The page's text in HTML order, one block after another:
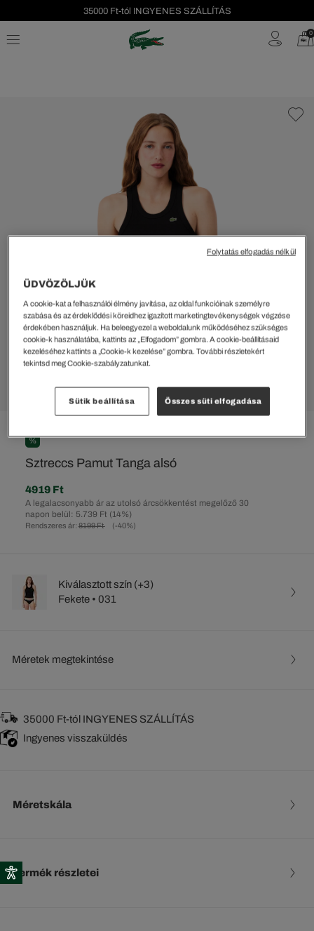
35000 Ft-tól INGYENES SZÁLLÍTÁS
Szezonális leárazás akár -40%! 0
%
Sztreccs Pamut Tanga alsó
Rendszeres ár: 8199 Ft (-40%)
A legalacsonyabb ár az utolsó árcsökkentést megelőző 30
napon belül: 5.739 Ft (14%)
4919 Ft
Kiválasztott szín (+3)
Fekete • 031
Méretek megtekintése
35000 Ft-tól INGYENES SZÁLLÍTÁS
Ingyenes visszaküldés
Méretskála
Termék részletei
ÜDVÖZÖLJÜK
A cookie-kat a felhasználói élmény javítása, az oldal funkcióinak személyre
szabása és az érdeklődési köreidhez igazított marketingtevékenységek végzése
érdekében használjuk. Ha beleegyezel a weboldalunk működéséhez szükséges
cookie-k használatába, kattints az „Elfogadom” gombra. A cookie-beállításaid
kezeléséhez kattints a „Cookie-k kezelése” gombra. További részletekért
tekintsd meg Cookie-szabályzatunkat.
Sütik beállítása Összes süti elfogadása
Folytatás elfogadás nélkül